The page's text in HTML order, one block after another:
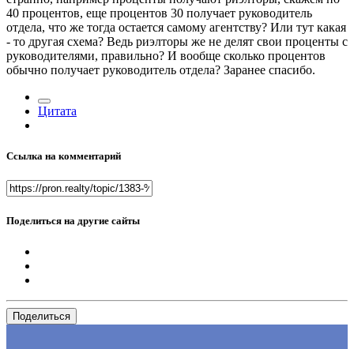
40 процентов, еще процентов 30 получает руководитель
отдела, что же тогда остается самому агентству? Или тут какая
- то другая схема? Ведь риэлторы же не делят свои проценты с
руководителями, правильно? И вообще сколько процентов
обычно получает руководитель отдела? Заранее спасибо.
Цитата
Ссылка на комментарий
Поделиться на другие сайты
Поделиться